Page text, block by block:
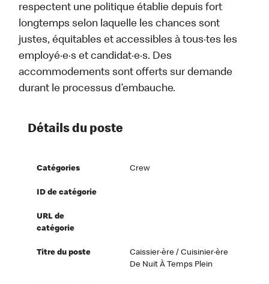
respectent une politique établie depuis fort
longtemps selon laquelle les chances sont
justes, équitables et accessibles à tous·tes les
employé·e·s et candidat·e·s. Des
accommodements sont offerts sur demande
durant le processus d’embauche.
Détails du poste
Catégories Crew
ID de catégorie
URL de
catégorie
Titre du poste
Caissier·ère / Cuisinier·ère
De Nuit À Temps Plein